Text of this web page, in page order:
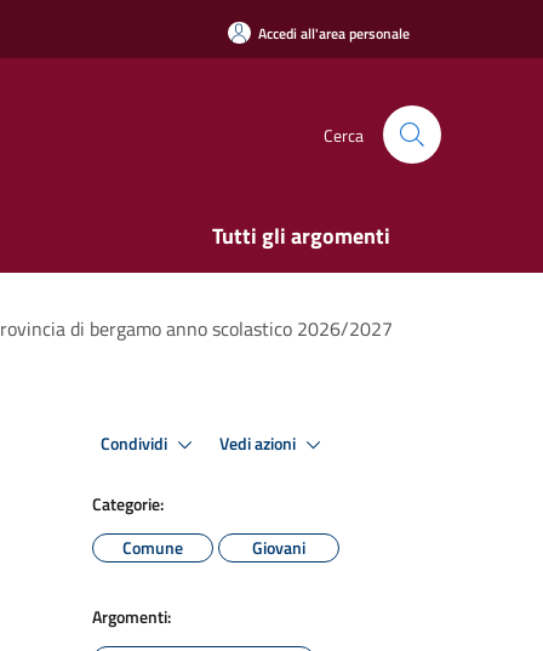
Accedi all'area personale
Cerca
Tutti gli argomenti
di bergamo anno scolastico 2026/2027
Condividi Vedi azioni
Categorie:
Comune
Giovani
Argomenti: